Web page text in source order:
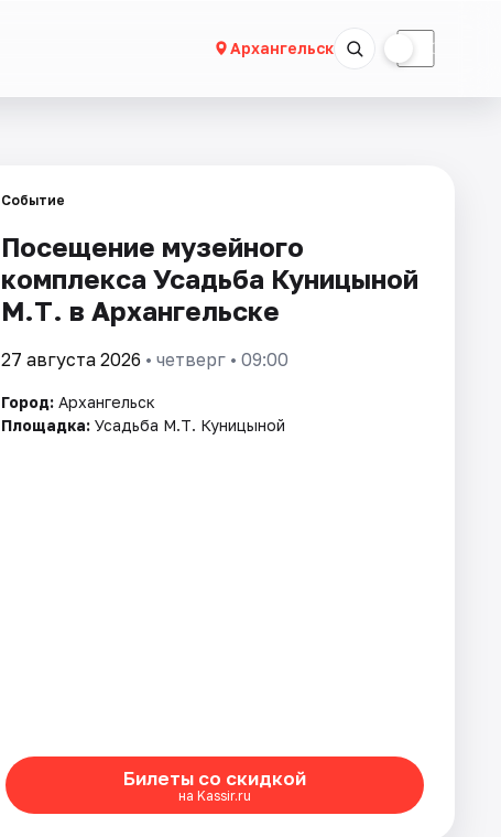
Архангельск ☾
Событие
Посещение музейного
комплекса Усадьба Куницыной
М.Т. в Архангельске
27 августа 2026 • четверг • 09:00
Город: Архангельск
Площадка: Усадьба М.Т. Куницыной
Билеты со скидкой
на Kassir.ru